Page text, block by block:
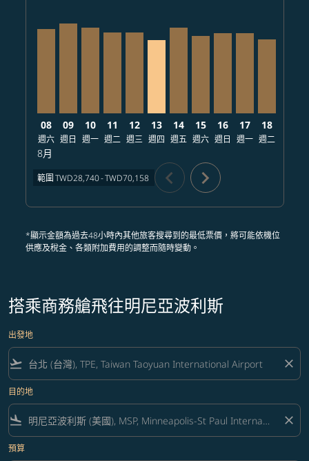
TPE–MSP, 2026/08/08 – 2026/08/19: 從 TWD65,941
08
週六
8月
TPE–MSP, 2026/08/09 – 2026/08/19: 從
09
週日
TPE–MSP, 2026/08/10 – 2026/09/05: 從
10
週一
TPE–MSP, 2026/08/11 – 2026/09/05: 從
11
週二
TPE–MSP, 2026/08/12 – 2026/09/
12
週三
TPE–MSP, 2026/08/13 – 2026/
13
週四
TPE–MSP, 2026/08/14 –
14
週五
TPE–MSP, 2026/08/
15
週六
TPE–MSP, 2026/
16
週日
TPE–MSP,
17
週一
18
週二
範圍TWD28,740-TWD70,158 chevron_left chevron_right
*顯示金額為過去48小時內其他旅客搜尋到的最低票價，將可能依機位
供應及稅金、各類附加費用的調整而隨時變動。
搭乘商務艙飛往明尼亞波利斯
出發地
flight_takeoff close
目的地
flight_land close
預算